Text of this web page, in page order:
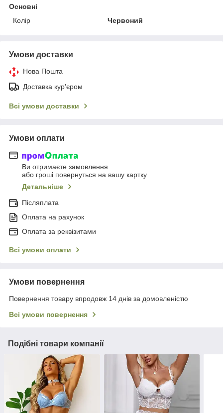
Основні
Колір
Червоний
Умови доставки
Нова Пошта
Доставка кур'єром
Всі умови доставки
Умови оплати
Ви отримаєте замовлення
або гроші повернуться на вашу картку
Детальніше
Післяплата
Оплата на рахунок
Оплата за реквізитами
Всі умови оплати
Умови повернення
Повернення товару впродовж 14 днів за домовленістю
Всі умови повернення
Подібні товари компанії